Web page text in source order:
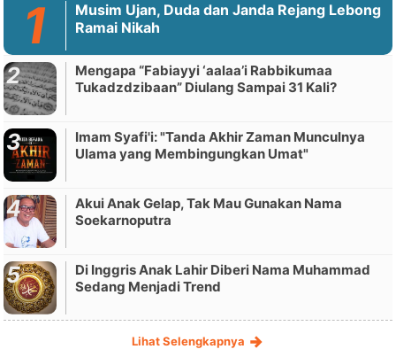
Musim Ujan, Duda dan Janda Rejang Lebong
Ramai Nikah
Mengapa “Fabiayyi ‘aalaa’i Rabbikumaa
Tukadzdzibaan” Diulang Sampai 31 Kali?
Imam Syafi'i: "Tanda Akhir Zaman Munculnya
Ulama yang Membingungkan Umat"
Akui Anak Gelap, Tak Mau Gunakan Nama
Soekarnoputra
Di Inggris Anak Lahir Diberi Nama Muhammad
Sedang Menjadi Trend
Lihat Selengkapnya